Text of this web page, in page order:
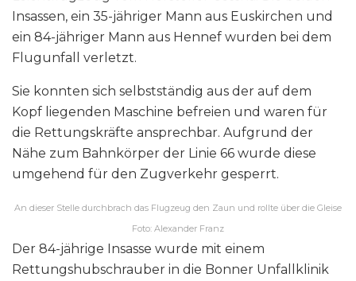
Insassen, ein 35-jähriger Mann aus Euskirchen und
ein 84-jähriger Mann aus Hennef wurden bei dem
Flugunfall verletzt.
Sie konnten sich selbstständig aus der auf dem
Kopf liegenden Maschine befreien und waren für
die Rettungskräfte ansprechbar. Aufgrund der
Nähe zum Bahnkörper der Linie 66 wurde diese
umgehend für den Zugverkehr gesperrt.
An dieser Stelle durchbrach das Flugzeug den Zaun und rollte über die Gleise
Foto: Alexander Franz
Der 84-jährige Insasse wurde mit einem
Rettungshubschrauber in die Bonner Unfallklinik